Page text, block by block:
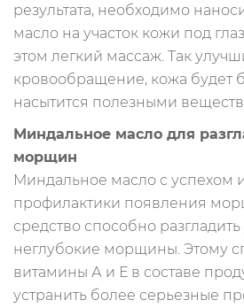
результата, необходимо
масло на участок кожи под
этом легкий массаж. Так
кровообращение, кожа будет
насытится полезными
Миндальное масло для
морщин
Миндальное масло с успехом
профилактики появления
средство способно
неглубокие морщины. Этому
витамины А и Е в составе
устранить более серьезные